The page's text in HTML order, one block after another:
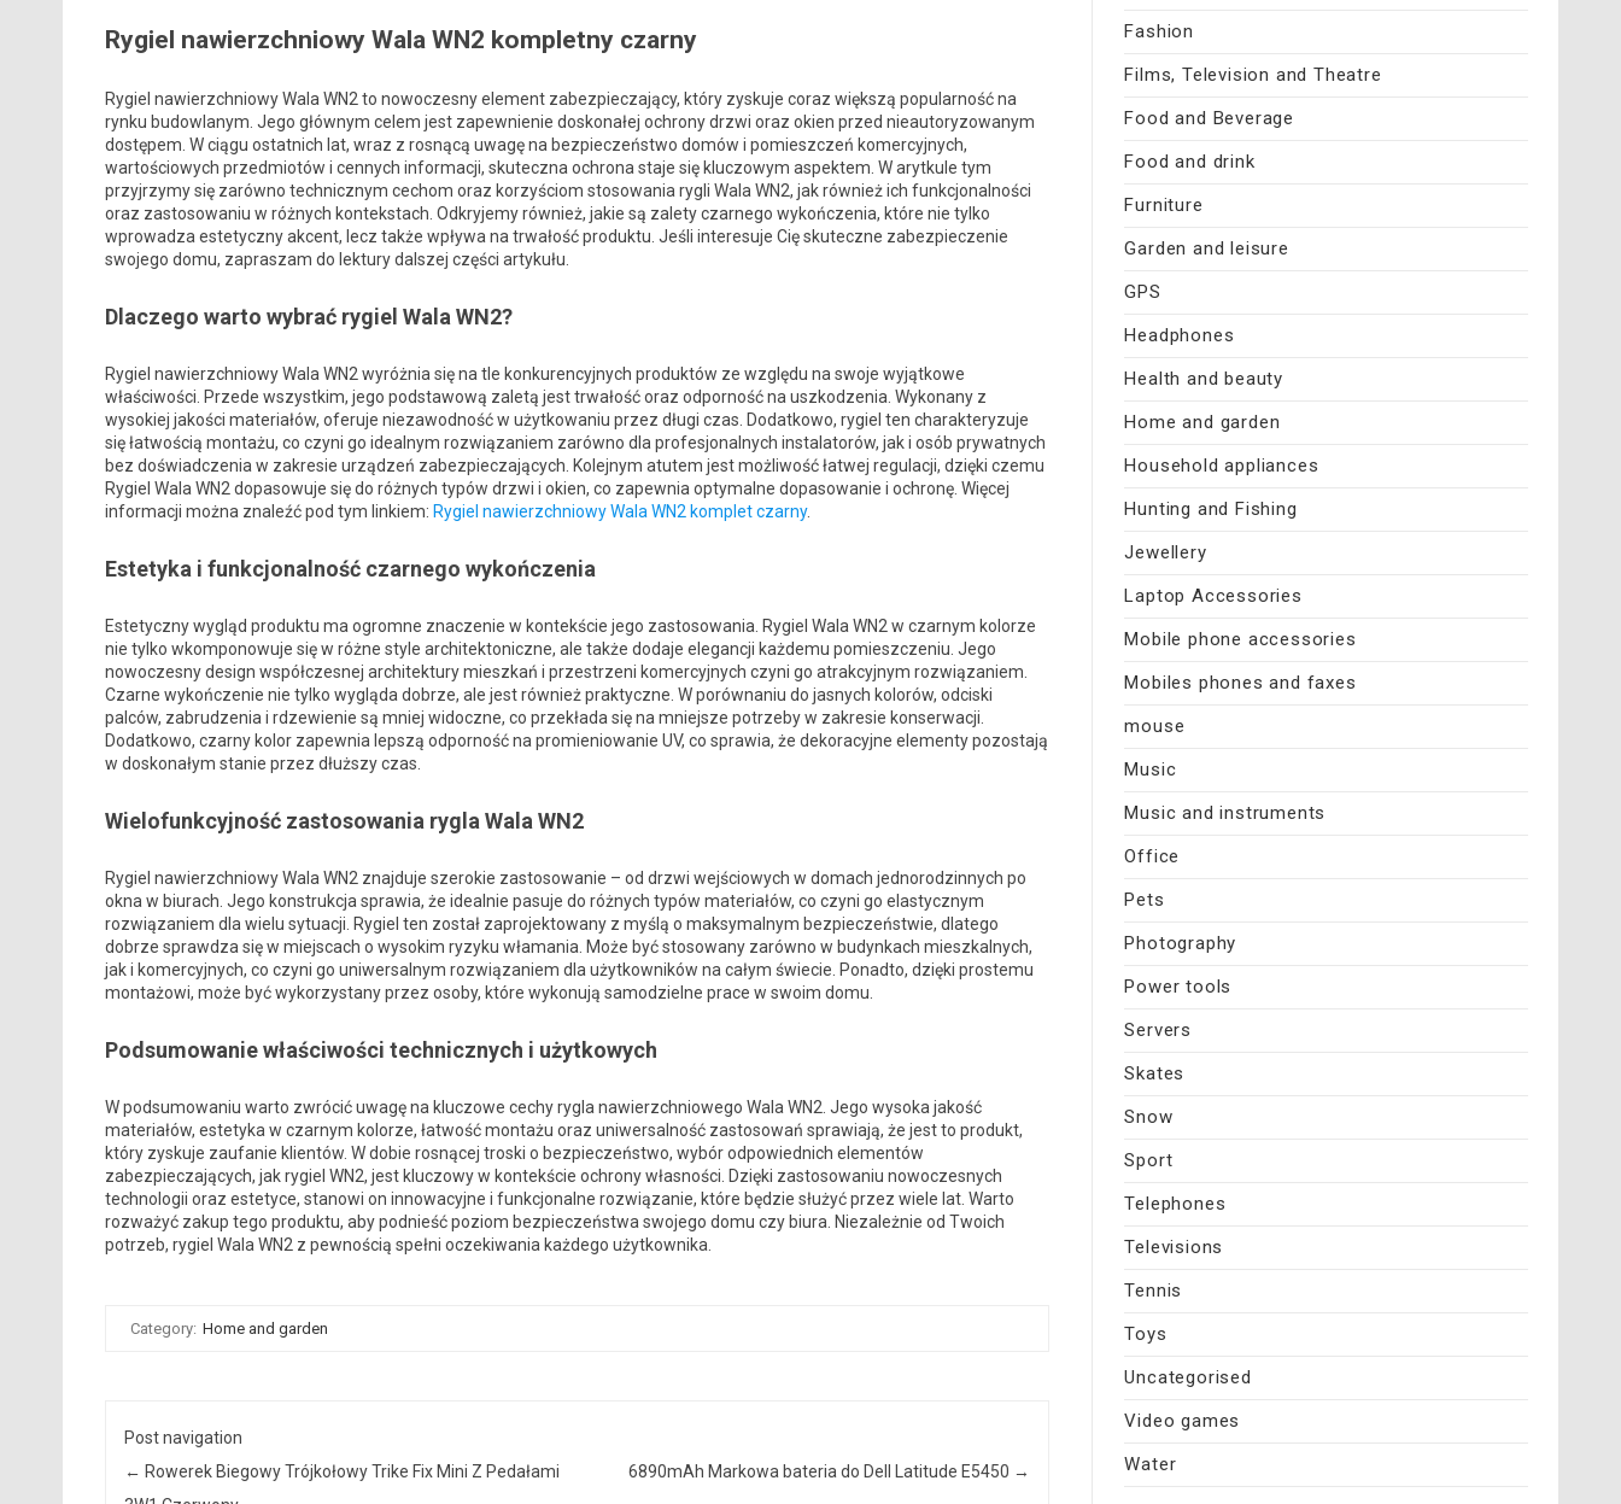
Rygiel nawierzchniowy Wala WN2 kompletny czarny
Rygiel nawierzchniowy Wala WN2 to nowoczesny element zabezpieczający, który zyskuje coraz większą popularność na
rynku budowlanym. Jego głównym celem jest zapewnienie doskonałej ochrony drzwi oraz okien przed nieautoryzowanym
dostępem. W ciągu ostatnich lat, wraz z rosnącą uwagę na bezpieczeństwo domów i pomieszczeń komercyjnych,
wartościowych przedmiotów i cennych informacji, skuteczna ochrona staje się kluczowym aspektem. W arytkule tym
przyjrzymy się zarówno technicznym cechom oraz korzyściom stosowania rygli Wala WN2, jak również ich funkcjonalności
oraz zastosowaniu w różnych kontekstach. Odkryjemy również, jakie są zalety czarnego wykończenia, które nie tylko
wprowadza estetyczny akcent, lecz także wpływa na trwałość produktu. Jeśli interesuje Cię skuteczne zabezpieczenie
swojego domu, zapraszam do lektury dalszej części artykułu.
Dlaczego warto wybrać rygiel Wala WN2?
Rygiel nawierzchniowy Wala WN2 wyróżnia się na tle konkurencyjnych produktów ze względu na swoje wyjątkowe
właściwości. Przede wszystkim, jego podstawową zaletą jest trwałość oraz odporność na uszkodzenia. Wykonany z
wysokiej jakości materiałów, oferuje niezawodność w użytkowaniu przez długi czas. Dodatkowo, rygiel ten charakteryzuje
się łatwością montażu, co czyni go idealnym rozwiązaniem zarówno dla profesjonalnych instalatorów, jak i osób prywatnych
bez doświadczenia w zakresie urządzeń zabezpieczających. Kolejnym atutem jest możliwość łatwej regulacji, dzięki czemu
Rygiel Wala WN2 dopasowuje się do różnych typów drzwi i okien, co zapewnia optymalne dopasowanie i ochronę. Więcej
informacji można znaleźć pod tym linkiem: Rygiel nawierzchniowy Wala WN2 komplet czarny.
Estetyka i funkcjonalność czarnego wykończenia
Estetyczny wygląd produktu ma ogromne znaczenie w kontekście jego zastosowania. Rygiel Wala WN2 w czarnym kolorze
nie tylko wkomponowuje się w różne style architektoniczne, ale także dodaje elegancji każdemu pomieszczeniu. Jego
nowoczesny design współczesnej architektury mieszkań i przestrzeni komercyjnych czyni go atrakcyjnym rozwiązaniem.
Czarne wykończenie nie tylko wygląda dobrze, ale jest również praktyczne. W porównaniu do jasnych kolorów, odciski
palców, zabrudzenia i rdzewienie są mniej widoczne, co przekłada się na mniejsze potrzeby w zakresie konserwacji.
Dodatkowo, czarny kolor zapewnia lepszą odporność na promieniowanie UV, co sprawia, że dekoracyjne elementy pozostają
w doskonałym stanie przez dłuższy czas.
Wielofunkcyjność zastosowania rygla Wala WN2
Rygiel nawierzchniowy Wala WN2 znajduje szerokie zastosowanie – od drzwi wejściowych w domach jednorodzinnych po
okna w biurach. Jego konstrukcja sprawia, że idealnie pasuje do różnych typów materiałów, co czyni go elastycznym
rozwiązaniem dla wielu sytuacji. Rygiel ten został zaprojektowany z myślą o maksymalnym bezpieczeństwie, dlatego
dobrze sprawdza się w miejscach o wysokim ryzyku włamania. Może być stosowany zarówno w budynkach mieszkalnych,
jak i komercyjnych, co czyni go uniwersalnym rozwiązaniem dla użytkowników na całym świecie. Ponadto, dzięki prostemu
montażowi, może być wykorzystany przez osoby, które wykonują samodzielne prace w swoim domu.
Podsumowanie właściwości technicznych i użytkowych
W podsumowaniu warto zwrócić uwagę na kluczowe cechy rygla nawierzchniowego Wala WN2. Jego wysoka jakość
materiałów, estetyka w czarnym kolorze, łatwość montażu oraz uniwersalność zastosowań sprawiają, że jest to produkt,
który zyskuje zaufanie klientów. W dobie rosnącej troski o bezpieczeństwo, wybór odpowiednich elementów
zabezpieczających, jak rygiel WN2, jest kluczowy w kontekście ochrony własności. Dzięki zastosowaniu nowoczesnych
technologii oraz estetyce, stanowi on innowacyjne i funkcjonalne rozwiązanie, które będzie służyć przez wiele lat. Warto
rozważyć zakup tego produktu, aby podnieść poziom bezpieczeństwa swojego domu czy biura. Niezależnie od Twoich
potrzeb, rygiel Wala WN2 z pewnością spełni oczekiwania każdego użytkownika.
Category: Home and garden
Post navigation
← Rowerek Biegowy Trójkołowy Trike Fix Mini Z Pedałami
6890mAh Markowa bateria do Dell Latitude E5450 →
Fashion
Films, Television and Theatre
Food and Beverage
Food and drink
Furniture
Garden and leisure
GPS
Headphones
Health and beauty
Home and garden
Household appliances
Hunting and Fishing
Jewellery
Laptop Accessories
Mobile phone accessories
Mobiles phones and faxes
mouse
Music
Music and instruments
Office
Pets
Photography
Power tools
Servers
Skates
Snow
Sport
Telephones
Televisions
Tennis
Toys
Uncategorised
Video games
Water